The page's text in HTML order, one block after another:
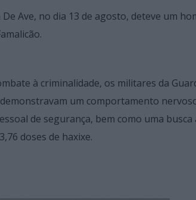
Ave, no dia 13 de agosto, deteve um
à criminalidade, os militares da
um comportamento
de segurança, bem como uma busca
doses de haxixe.